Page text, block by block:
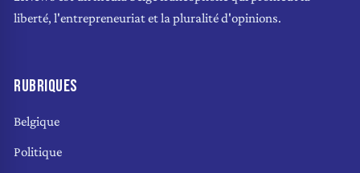
liberté, l'entrepreneuriat et la pluralité d'opinions.
RUBRIQUES
Belgique
Politique